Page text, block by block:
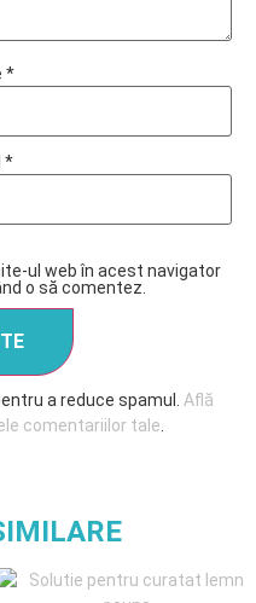
*
*
ul web în acest navigator
o să comentez.
a reduce spamul. Află
comentariilor tale